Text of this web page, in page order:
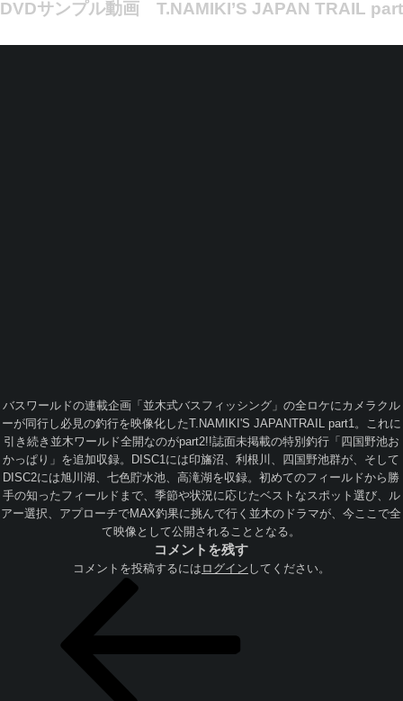
DVDサンプル動画 T.NAMIKI’S JAPAN TRAIL
バスワールドの連載企画「並木式バスフィッシング」の全ロケにカメラクル
ーが同行し必­見の釣行を映像化したT.NAMIKI'S JAPANTRAIL part1。これに
引き続き並木ワールド全開なのがpart2!!誌面未掲載の特別釣­行「四国野池お
かっぱり」を追加収録。DISC1には印旛沼、利根川、四国野池群が、 ­そして
DISC2には旭川湖、七色貯水池、高滝湖を収録。初めてのフィールドから勝
手­の知ったフィールドまで、季節や状況に応じたベストなスポット選び、ル
アー選択、アプ­ローチでMAX釣果に挑んで行く並木のドラマが、今ここで全
て映像として公開されるこ ­ととなる。
コメントを残す
コメントを投稿するには ログイン してください。